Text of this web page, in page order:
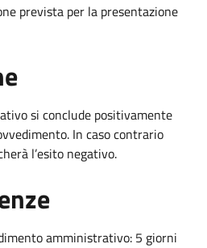
prevista per la presentazione
si conclude positivamente
In caso contrario
l’esito negativo.
amministrativo: 5 giorni